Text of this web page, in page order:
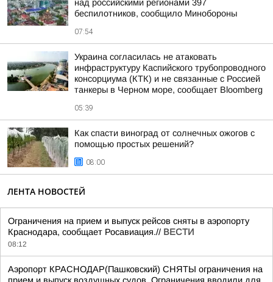
над российскими регионами 397
беспилотников, сообщило Минобороны
07:54
Украина согласилась не атаковать
инфраструктуру Каспийского трубопроводного
консорциума (КТК) и не связанные с Россией
танкеры в Черном море, сообщает Bloomberg
05:39
Как спасти виноград от солнечных ожогов с
помощью простых решений?
08:00
ЛЕНТА НОВОСТЕЙ
Ограничения на прием и выпуск рейсов сняты в аэропорту
Краснодара, сообщает Росавиация.// ВЕСТИ
08:12
Аэропорт КРАСНОДАР(Пашковский) СНЯТЫ ограничения на